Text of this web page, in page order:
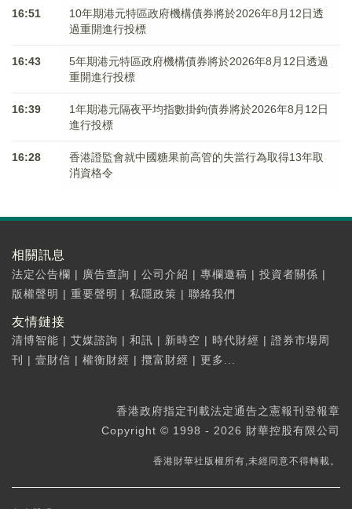
16:51
10年期港元特區政府機構債券將於2026年8月12日透
過重開進行投標
16:43
5年期港元特區政府機構債券將於2026年8月12日透過
重開進行投標
16:39
1年期港元隔夜平均指數掛鉤債券將於2026年8月12日
進行投標
16:28
香港證監會就中國糖果前高管的失當行為取得13年取
消資格令
相關訊息
法定公告欄 | 廣告查詢 | 公司介紹 | 專欄邀稿 | 投資者關係 |
版權聲明 | 重要聲明 | 私隱政策 | 聯絡我們
友情鏈接
清博智能 | 艾媒諮詢 | 和訊 | 新時空 | 時代財經 | 證券市場周
刊
| 壹財信 | 權衡財經 | 攬富財經 | 更多...
香港政府指定刊載法定通告之憲報刊登報章
Copyright © 1998 - 2026 財華控股有限公司
香港財華社版權所有,未經同意不得轉載。